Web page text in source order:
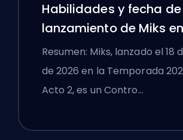
Habilidades y fecha de
lanzamiento de Miks en
VALORANT explicadas
Resumen: Miks, lanzado el 18
de 2026 en la Temporada
Acto 2, es un Contro…